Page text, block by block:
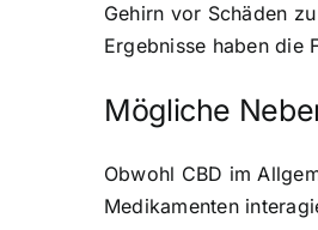
Gehirn vor Schäden
Ergebnisse haben die
Mögliche
Obwohl CBD im
Medikamenten